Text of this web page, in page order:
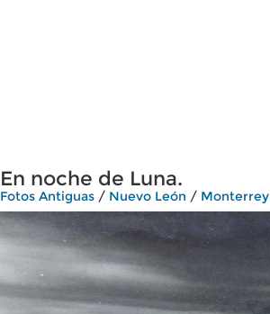
En noche de Luna.
Fotos Antiguas / Nuevo León / Monterrey